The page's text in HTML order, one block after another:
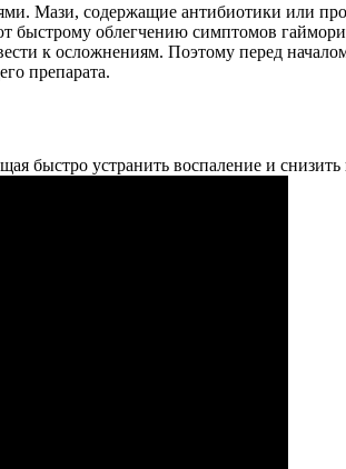
Мази, содержащие антибиотики или
облегчению симптомов
к осложнениям. Поэтому перед
препарата.
быстро устранить воспаление и